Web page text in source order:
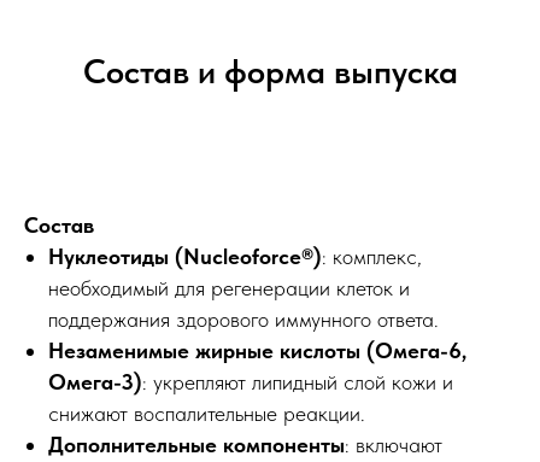
Состав и форма выпуска
Состав
Нуклеотиды (Nucleoforce®): комплекс,
необходимый для регенерации клеток и
поддержания здорового иммунного ответа.
Незаменимые жирные кислоты (Омега-6,
Омега-3): укрепляют липидный слой кожи и
снижают воспалительные реакции.
Дополнительные компоненты: включают